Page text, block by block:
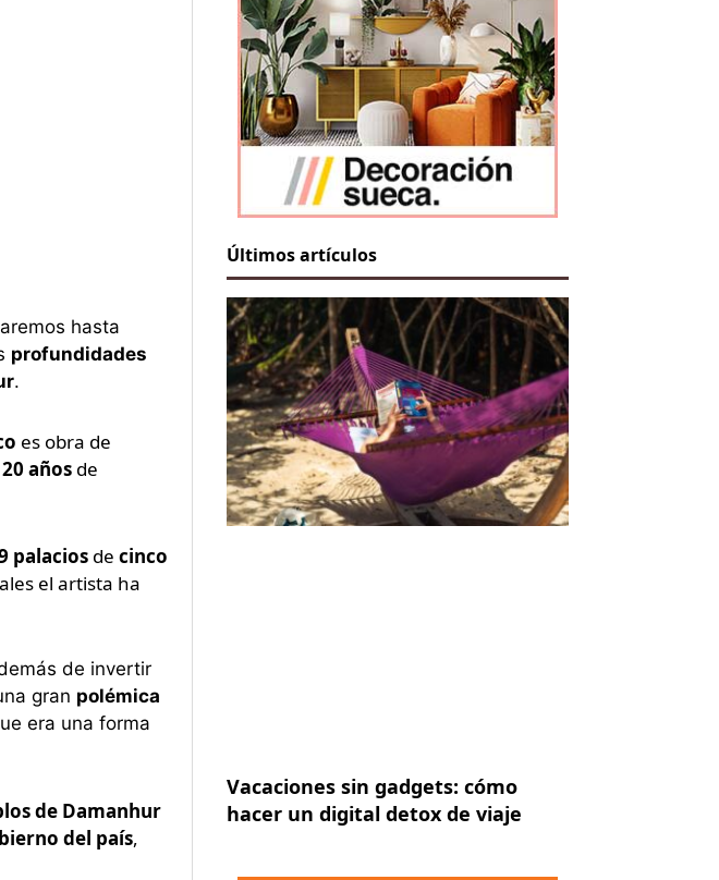
hasta
profundidades
.
es obra de
20 años de
palaciosde cinco
el artista ha
de invertir
gran polémica
era una forma
de Damanhur
del país,
Últimos artículos
Vacaciones sin gadgets: cómo
hacer un digital detox de viaje